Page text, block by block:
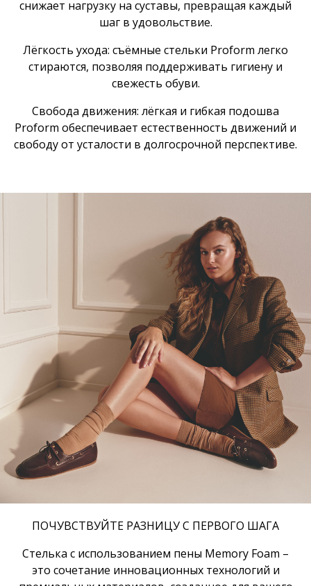
снижает нагрузку на суставы, превращая каждый
шаг в удовольствие.
Лёгкость ухода: съёмные стельки Proform легко
стираются, позволяя поддерживать гигиену и
свежесть обуви.
Свобода движения: лёгкая и гибкая подошва
Proform обеспечивает естественность движений и
свободу от усталости в долгосрочной перспективе.
ПОЧУВСТВУЙТЕ РАЗНИЦУ С ПЕРВОГО ШАГА
Стелька с использованием пены Memory Foam –
это сочетание инновационных технологий и